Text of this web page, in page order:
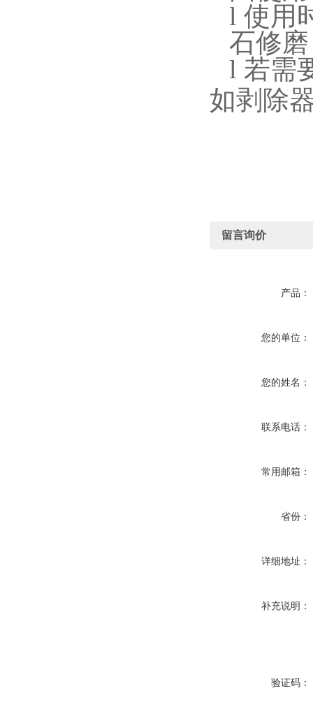
l 使用
石修
l 若需
如剥除
留言询价
产品：
您的单位：
您的姓名：
联系电话：
常用邮箱：
省份：
详细地址：
补充说明：
验证码：